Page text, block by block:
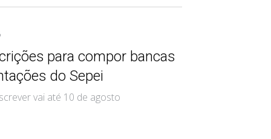
para compor bancas
do Sepei
vai até 10 de agosto